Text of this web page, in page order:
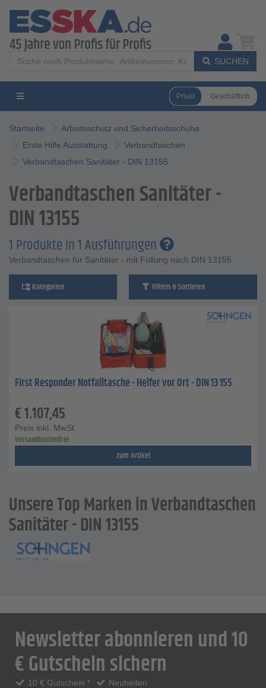
SUCHEN
Privat Geschäftlich
Startseite
Arbeitsschutz und Sicherheitsschuhe
Erste Hilfe Ausstattung
Verbandtaschen
Verbandtaschen Sanitäter - DIN 13155
Verbandtaschen Sanitäter -
DIN 13155
1 Produkte in 1 Ausführungen
Verbandtaschen für Sanitäter - mit Füllung nach DIN 13155
Kategorien Filtern & Sortieren
First Responder Notfalltasche - Helfer vor Ort - DIN 13 155
€1.107,45
Preis inkl. MwSt.
versandkostenfrei
zum Artikel
Unsere Top Marken in Verbandtaschen
Sanitäter - DIN 13155
Newsletter abonnieren und 10
€ Gutschein sichern
10 € Gutschein *
Neuheiten